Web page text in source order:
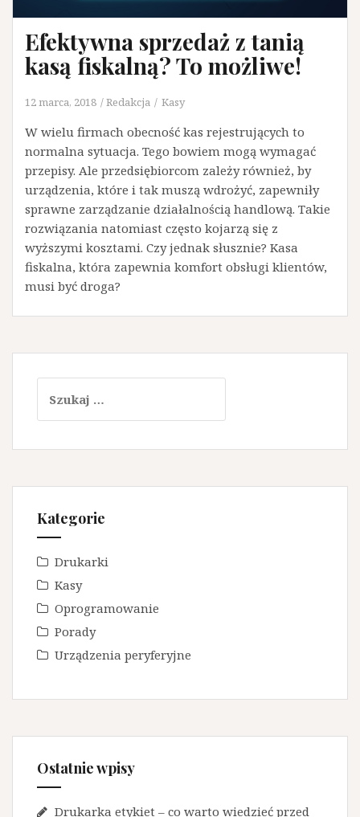
Efektywna sprzedaż z tanią
kasą fiskalną? To możliwe!
12 marca, 2018 Redakcja Kasy
W wielu firmach obecność kas rejestrujących to
normalna sytuacja. Tego bowiem mogą wymagać
przepisy. Ale przedsiębiorcom zależy również, by
urządzenia, które i tak muszą wdrożyć, zapewniły
sprawne zarządzanie działalnością handlową. Takie
rozwiązania natomiast często kojarzą się z
wyższymi kosztami. Czy jednak słusznie? Kasa
fiskalna, która zapewnia komfort obsługi klientów,
musi być droga?
Kategorie
Drukarki
Kasy
Oprogramowanie
Porady
Urządzenia peryferyjne
Ostatnie wpisy
Drukarka etykiet – co warto wiedzieć przed